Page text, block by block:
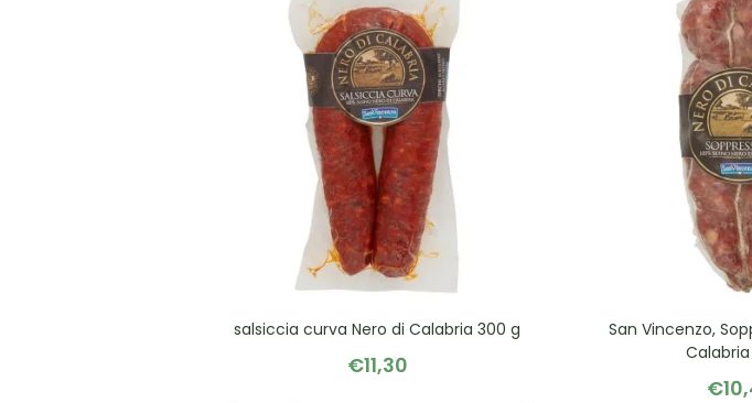
salsiccia curva Nero di Calabria 300 g
€11,30
San Vincenzo,
€